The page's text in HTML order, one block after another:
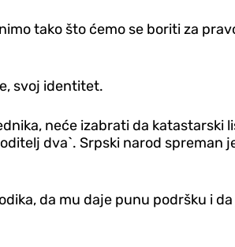
tako što ćemo se boriti za
svoj identitet.
neće izabrati da katastarski
dva`. Srpski narod spreman
da mu daje punu podršku i